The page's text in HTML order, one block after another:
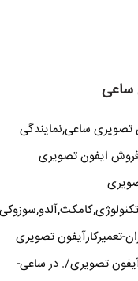
ساعی
تصویری ساعی,نمایندگی
ایفون تصویری
تعمیرکارآیفون تصویری
تصویری/. در ساعی-